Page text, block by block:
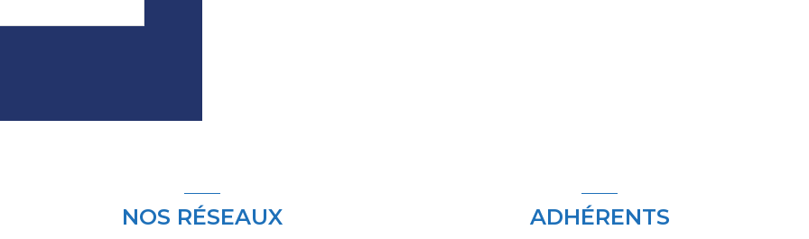
NOS RÉSEAUX ADHÉRENTS